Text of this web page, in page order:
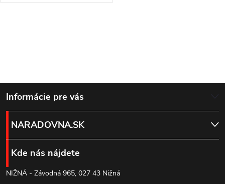
á
d
a
c
i
Z
á
p
ä
Informácie pre vás
NARADOVNA.SK
Kde nás nájdete
NIŽNÁ - Závodná 965, 027 43 Nižná